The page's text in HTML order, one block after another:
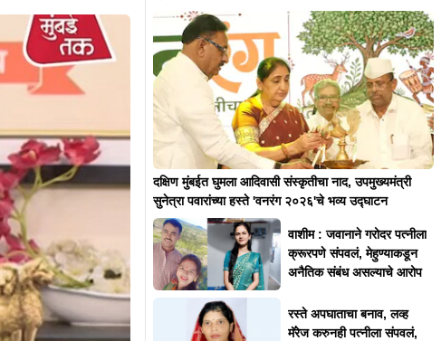
दक्षिण मुंबईत घुमला आदिवासी संस्कृतीचा नाद, उपमुख्यमंत्री
सुनेत्रा पवारांच्या हस्ते 'वनरंग २०२६'चे भव्य उद्घाटन
वाशीम : जवानाने गरोदर पत्नीला
क्रूरपणे संपवलं, मेहुण्याकडून
अनैतिक संबंध असल्याचे आरोप
रस्ते अपघाताचा बनाव, लव्ह
मॅरेज करुनही पत्नीला संपवलं,